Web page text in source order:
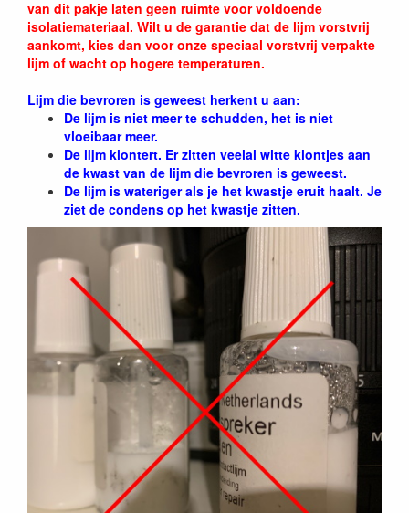
van dit pakje laten geen ruimte voor voldoende
isolatiemateriaal. Wilt u de garantie dat de lijm vorstvrij
aankomt, kies dan voor onze speciaal vorstvrij verpakte
lijm of wacht op hogere temperaturen.
Lijm die bevroren is geweest herkent u aan:
De lijm is niet meer te schudden, het is niet
vloeibaar meer.
De lijm klontert. Er zitten veelal witte klontjes aan
de kwast van de lijm die bevroren is geweest.
De lijm is wateriger als je het kwastje eruit haalt. Je
ziet de condens op het kwastje zitten.